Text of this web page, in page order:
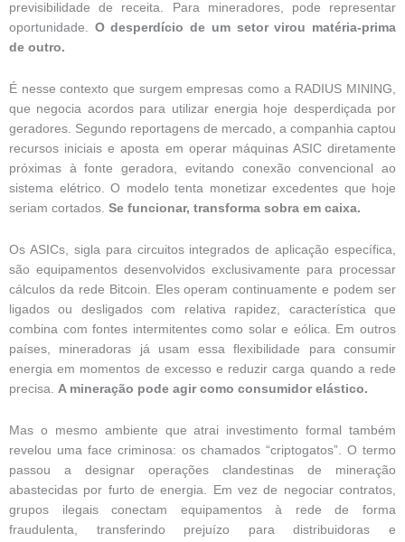
previsibilidade de receita. Para mineradores, pode representar
oportunidade. O desperdício de um setor virou matéria-prima
de outro.
É nesse contexto que surgem empresas como a RADIUS MINING,
que negocia acordos para utilizar energia hoje desperdiçada por
geradores. Segundo reportagens de mercado, a companhia captou
recursos iniciais e aposta em operar máquinas ASIC diretamente
próximas à fonte geradora, evitando conexão convencional ao
sistema elétrico. O modelo tenta monetizar excedentes que hoje
seriam cortados. Se funcionar, transforma sobra em caixa.
Os ASICs, sigla para circuitos integrados de aplicação específica,
são equipamentos desenvolvidos exclusivamente para processar
cálculos da rede Bitcoin. Eles operam continuamente e podem ser
ligados ou desligados com relativa rapidez, característica que
combina com fontes intermitentes como solar e eólica. Em outros
países, mineradoras já usam essa flexibilidade para consumir
energia em momentos de excesso e reduzir carga quando a rede
precisa. A mineração pode agir como consumidor elástico.
Mas o mesmo ambiente que atrai investimento formal também
revelou uma face criminosa: os chamados “criptogatos”. O termo
passou a designar operações clandestinas de mineração
abastecidas por furto de energia. Em vez de negociar contratos,
grupos ilegais conectam equipamentos à rede de forma
fraudulenta, transferindo prejuízo para distribuidoras e